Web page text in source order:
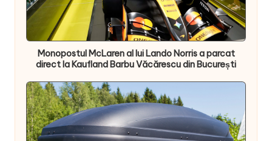
Monopostul McLaren al lui Lando Norris a parcat
direct la Kaufland Barbu Văcărescu din București